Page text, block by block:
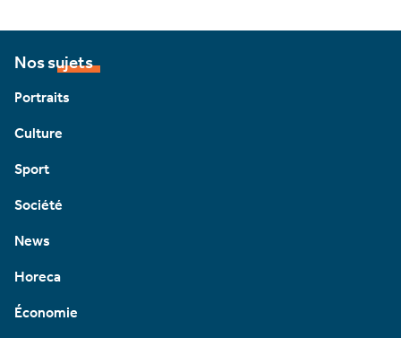
Nos sujets
Portraits
Culture
Sport
Société
News
Horeca
Économie